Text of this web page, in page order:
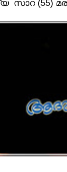
സാറ (55)